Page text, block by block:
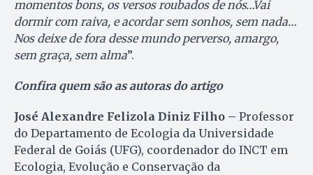
momentos bons, os versos roubados de nós…Vai
dormir com raiva, e acordar sem sonhos, sem nada…
Nos deixe de fora desse mundo perverso, amargo,
sem graça, sem alma”.
Confira quem são as autoras do artigo
José Alexandre Felizola Diniz Filho – Professor
do Departamento de Ecologia da Universidade
Federal de Goiás (UFG), coordenador do INCT em
Ecologia, Evolução e Conservação da